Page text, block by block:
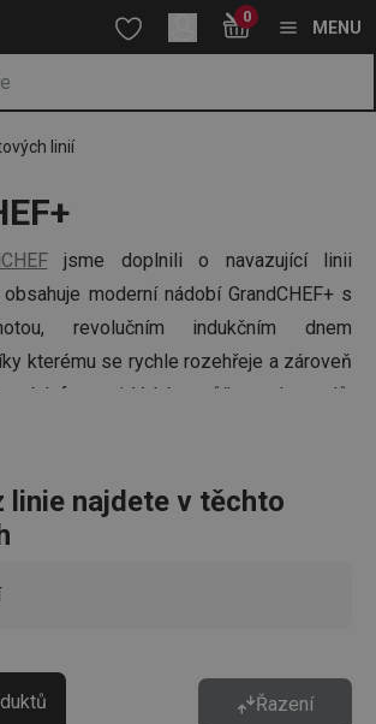
Přejít na hlavní obsah
Přejít na vyhledávání
Přejít na navigaci 0
MENU
linií
jsme doplnili o navazující linii
obsahuje moderní nádobí GrandCHEF+ s
revolučním indukčním dnem
kterému se rychle rozehřeje a zároveň
deformaci. Vybírat můžete z kastrolů,
velikostí. Usnadněte a zpříjemněte
pokrmů,vařeníapečení.
linie najdete v těchto
Řazení